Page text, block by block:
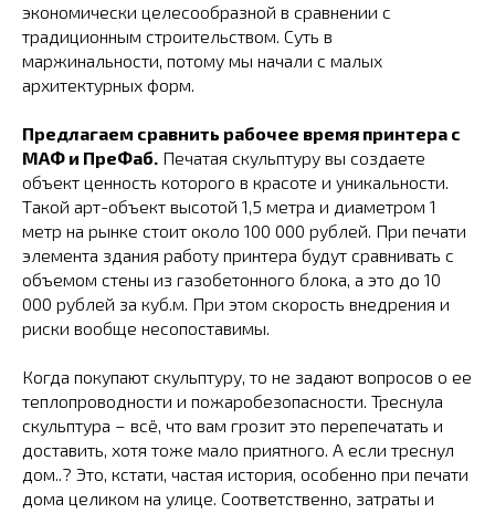
экономически целесообразной в сравнении с
традиционным строительством. Суть в
маржинальности, потому мы начали с малых
архитектурных форм.
Предлагаем сравнить рабочее время принтера с
МАФ и ПреФаб. Печатая скульптуру вы создаете
объект ценность которого в красоте и уникальности.
Такой арт-объект высотой 1,5 метра и диаметром 1
метр на рынке стоит около 100 000 рублей. При печати
элемента здания работу принтера будут сравнивать с
объемом стены из газобетонного блока, а это до 10
000 рублей за куб.м. При этом скорость внедрения и
риски вообще несопоставимы.
Когда покупают скульптуру, то не задают вопросов о ее
теплопроводности и пожаробезопасности. Треснула
скульптура – всё, что вам грозит это перепечатать и
доставить, хотя тоже мало приятного. А если треснул
дом..? Это, кстати, частая история, особенно при печати
дома целиком на улице. Соответственно, затраты и